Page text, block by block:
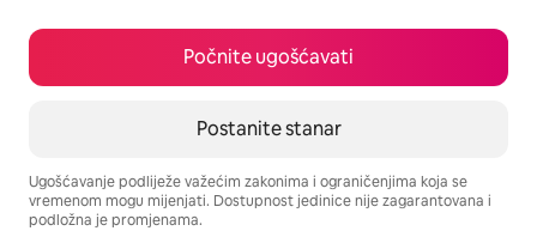
Počnite ugošćavati
Postanite stanar
Ugošćavanje podliježe važećim zakonima i ograničenjima koja se
vremenom mogu mijenjati. Dostupnost jedinice nije zagarantovana i
podložna je promjenama.